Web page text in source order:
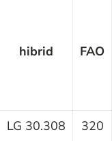
hibrid FAO
LG 30.308 320